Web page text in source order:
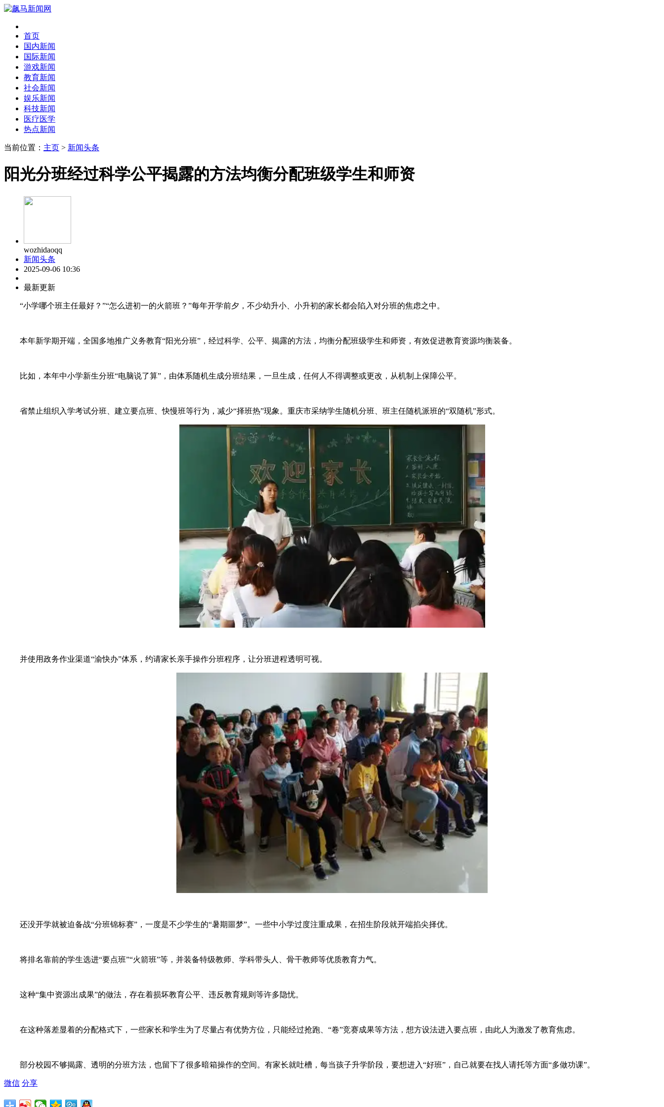
首页
国内新闻
国际新闻
游戏新闻
教育新闻
社会新闻
娱乐新闻
科技新闻
医疗医学
热点新闻
当前位置： 主页 > 新闻头条
阳光分班经过科学公平揭露的方法均衡分配班级学生和师资
wozhidaoqq
新闻头条
2025-09-06 10:36
最新更新
“小学哪个班主任最好？”“怎么进初一的火箭班？”每年开学前夕，不少幼升小、小升初的家长都会陷入对分班的焦虑之中。
本年新学期开端，全国多地推广义务教育“阳光分班”，经过科学、公平、揭露的方法，均衡分配班级学生和师资，有效促进教育资源均衡装备。
比如，本年中小学新生分班“电脑说了算”，由体系随机生成分班结果，一旦生成，任何人不得调整或更改，从机制上保障公平。
省禁止组织入学考试分班、建立要点班、快慢班等行为，减少“择班热”现象。重庆市采纳学生随机分班、班主任随机派班的“双随机”形式。
并使用政务作业渠道“渝快办”体系，约请家长亲手操作分班程序，让分班进程透明可视。
还没开学就被迫备战“分班锦标赛”，一度是不少学生的“暑期噩梦”。一些中小学过度注重成果，在招生阶段就开端掐尖择优。
将排名靠前的学生选进“要点班”“火箭班”等，并装备特级教师、学科带头人、骨干教师等优质教育力气。
这种“集中资源出成果”的做法，存在着损坏教育公平、违反教育规则等许多隐忧。
在这种落差显着的分配格式下，一些家长和学生为了尽量占有优势方位，只能经过抢跑、“卷”竞赛成果等方法，想方设法进入要点班，由此人为激发了教育焦虑。
部分校园不够揭露、透明的分班方法，也留下了很多暗箱操作的空间。有家长就吐槽，每当孩子升学阶段，要想进入“好班”，自己就要在找人请托等方面“多做功课”。
微信 分享